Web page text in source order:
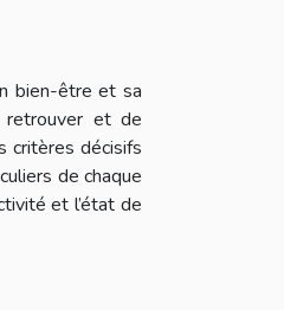
bien-être et sa
retrouver et de
critères décisifs
de chaque
et l’état de